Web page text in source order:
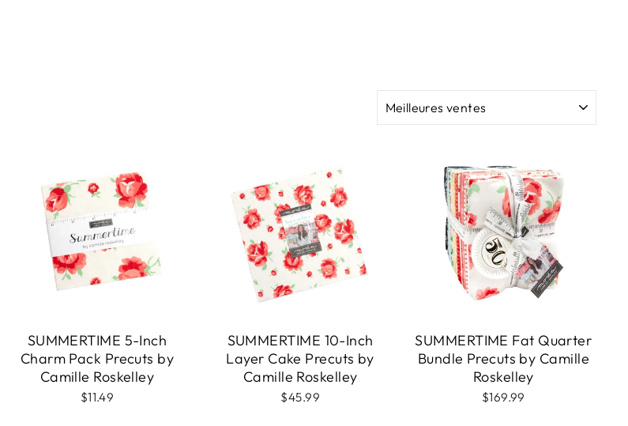
SUMMERTIME 5-Inch
Charm Pack Precuts by
Camille Roskelley
$11.49
SUMMERTIME 10-Inch
Layer Cake Precuts by
Camille Roskelley
$45.99
SUMMERTIME Fat Quarter
Bundle Precuts by Camille
Roskelley
$169.99